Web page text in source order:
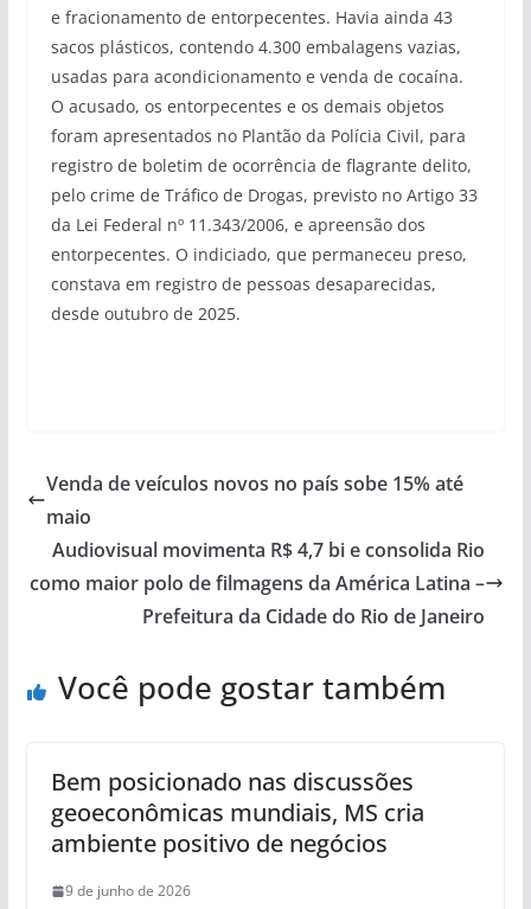
e fracionamento de entorpecentes. Havia ainda 43
sacos plásticos, contendo 4.300 embalagens vazias,
usadas para acondicionamento e venda de cocaína.
O acusado, os entorpecentes e os demais objetos
foram apresentados no Plantão da Polícia Civil, para
registro de boletim de ocorrência de flagrante delito,
pelo crime de Tráfico de Drogas, previsto no Artigo 33
da Lei Federal nº 11.343/2006, e apreensão dos
entorpecentes. O indiciado, que permaneceu preso,
constava em registro de pessoas desaparecidas,
desde outubro de 2025.
Venda de veículos novos no país sobe 15% até
maio
Audiovisual movimenta R$ 4,7 bi e consolida Rio
como maior polo de filmagens da América Latina –
Prefeitura da Cidade do Rio de Janeiro
Você pode gostar também
Bem posicionado nas discussões
geoeconômicas mundiais, MS cria
ambiente positivo de negócios
9 de junho de 2026